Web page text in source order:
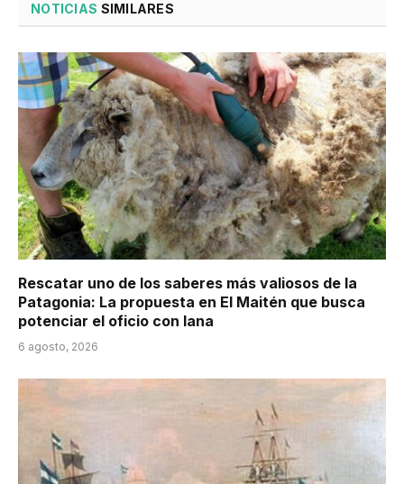
NOTICIAS SIMILARES
Rescatar uno de los saberes más valiosos de la
Patagonia: La propuesta en El Maitén que busca
potenciar el oficio con lana
6 agosto, 2026